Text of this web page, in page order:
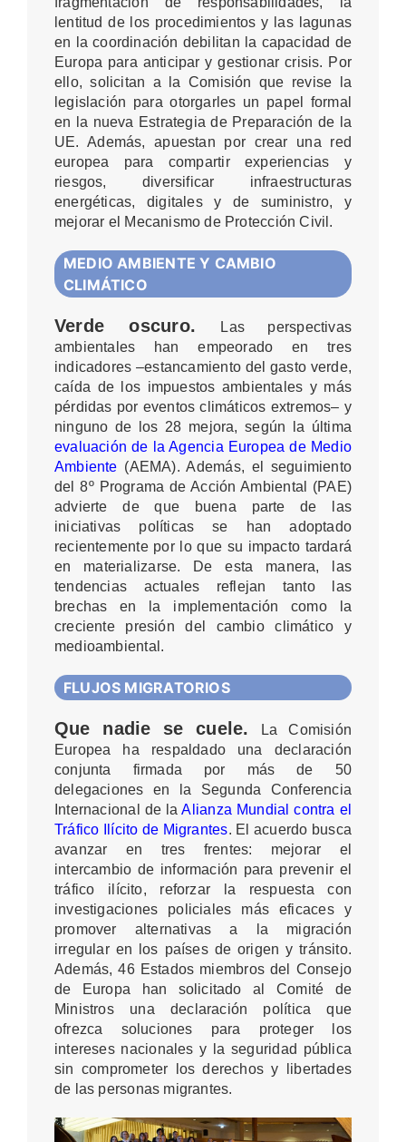
lentitud de los procedimientos y las lagunas
en la coordinación debilitan la capacidad de
Europa para anticipar y gestionar crisis. Por
ello, solicitan a la Comisión que revise la
legislación para otorgarles un papel formal
en la nueva Estrategia de Preparación de la
UE. Además, apuestan por crear una red
europea para compartir experiencias y
riesgos, diversificar infraestructuras
energéticas, digitales y de suministro, y
mejorar el Mecanismo de Protección Civil.
MEDIO AMBIENTE Y CAMBIO
CLIMÁTICO
Verde oscuro.
Las perspectivas
ambientales han empeorado en tres
indicadores –estancamiento del gasto verde,
caída de los impuestos ambientales y más
pérdidas por eventos climáticos extremos– y
ninguno de los 28 mejora, según la última
evaluación de la Agencia Europea de Medio
Ambiente (AEMA). Además, el seguimiento
del 8º Programa de Acción Ambiental (PAE)
advierte de que buena parte de las
iniciativas políticas se han adoptado
recientemente por lo que su impacto tardará
en materializarse. De esta manera, las
tendencias actuales reflejan tanto las
brechas en la implementación como la
creciente presión del cambio climático y
medioambiental.
FLUJOS MIGRATORIOS
Que nadie se cuele.
La Comisión
Europea ha respaldado una declaración
conjunta firmada por más de 50
delegaciones en la Segunda Conferencia
Internacional de laAlianza Mundial contra el
Tráfico Ilícito de Migrantes. El acuerdo busca
avanzar en tres frentes: mejorar el
intercambio de información para prevenir el
tráfico ilícito, reforzar la respuesta con
investigaciones policiales más eficaces y
promover alternativas a la migración
irregular en los países de origen y tránsito.
Además, 46 Estados miembros del Consejo
de Europa han solicitado al Comité de
Ministros una declaración política que
ofrezca soluciones para proteger los
intereses nacionales y la seguridad pública
sin comprometer los derechos y libertades
de las personas migrantes.